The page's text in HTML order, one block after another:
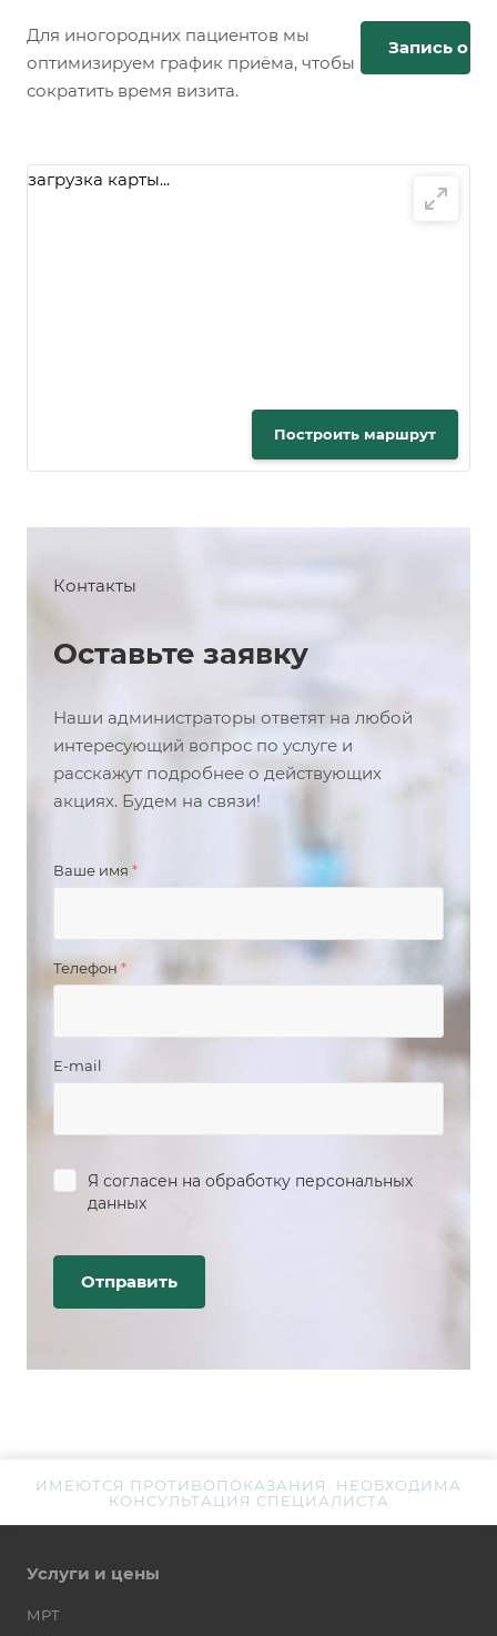
Для иногородних пациентов мы
оптимизируем график приёма, чтобы
сократить время визита.
Запись
загрузка карты...
Построить маршрут
Контакты
Оставьте заявку
Наши администраторы ответят на любой
интересующий вопрос по услуге и
расскажут подробнее о действующих
акциях. Будем на связи!
Ваше имя *
Телефон *
E-mail
Я согласен на обработку персональных
данных
ИМЕЮТСЯ ПРОТИВОПОКАЗАНИЯ. НЕОБХОДИМА
КОНСУЛЬТАЦИЯ СПЕЦИАЛИСТА
Услуги и цены
МРТ